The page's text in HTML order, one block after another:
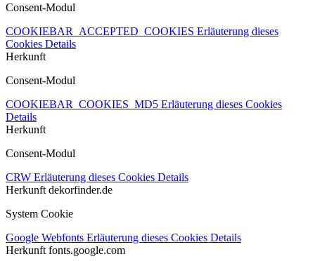
Consent-Modul
COOKIEBAR_ACCEPTED_COOKIES Erläuterung dieses
Cookies Details
Herkunft
Consent-Modul
COOKIEBAR_COOKIES_MD5 Erläuterung dieses Cookies
Details
Herkunft
Consent-Modul
CRW Erläuterung dieses Cookies Details
Herkunft dekorfinder.de
System Cookie
Google Webfonts Erläuterung dieses Cookies Details
Herkunft fonts.google.com